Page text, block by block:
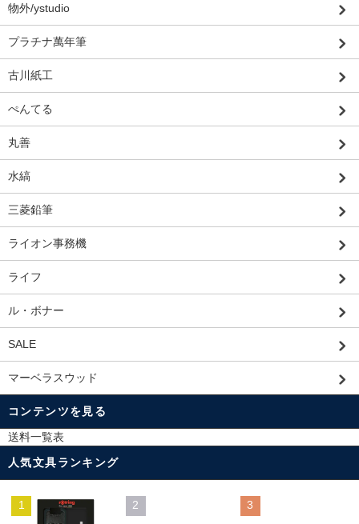
物外/ystudio
プラチナ萬年筆
古川紙工
ぺんてる
丸善
水縞
三菱鉛筆
ライオン事務機
ライフ
ル・ボナー
SALE
マーベラスウッド
コンテンツを見る
送料一覧表
人気文具ランキング
1 2 3